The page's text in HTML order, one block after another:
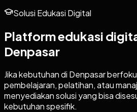
Solusi Edukasi Digital
Platform edukasi
Denpasar
Jika kebutuhan di Denpasar
pembelajaran, pelatihan, atau
menyediakan solusi yang bisa
kebutuhan spesifik.